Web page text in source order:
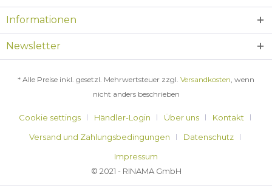
Informationen
Newsletter
* Alle Preise inkl. gesetzl. Mehrwertsteuer zzgl. Versandkosten, wenn
nicht anders beschrieben
Cookie settings Händler-Login Über uns
Kontakt
Versand und Zahlungsbedingungen
Datenschutz
Impressum
© 2021 - RINAMA GmbH